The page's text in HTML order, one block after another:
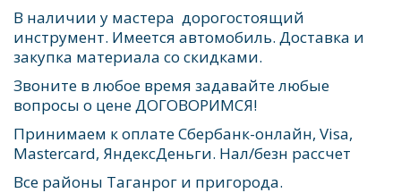
В наличии у мастера  дорогостоящий
инструмент. Имеется автомобиль. Доставка и
закупка материала со скидками.
Звоните в любое время задавайте любые
вопросы о цене ДОГОВОРИМСЯ!
Принимаем к оплате Сбербанк-онлайн, Visa,
Mastercard, ЯндексДеньги. Нал/безн рассчет
Все районы Таганрог и пригорода.